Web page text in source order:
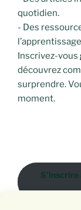
quotidien.
- Des
Inscrivez-vous
découvrez
surprendre.
moment.
S'inscrire